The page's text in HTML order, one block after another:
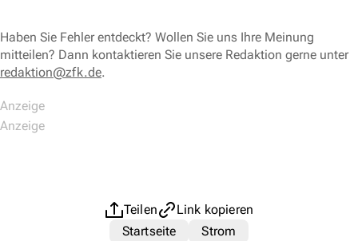
Haben Sie Fehler entdeckt? Wollen Sie uns Ihre Meinung
mitteilen? Dann kontaktieren Sie unsere Redaktion gerne unter
redaktion@zfk.de.
Teilen
Link kopieren
Startseite
Strom